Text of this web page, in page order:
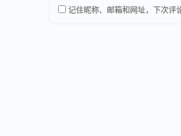
记住昵称、邮箱和网址，下次评